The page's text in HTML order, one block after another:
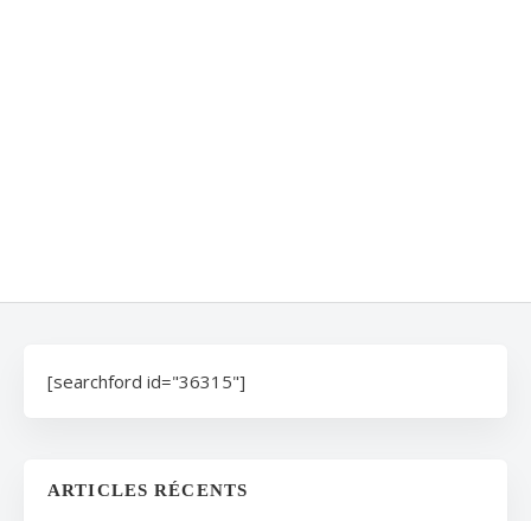
[searchford id="36315"]
ARTICLES RÉCENTS